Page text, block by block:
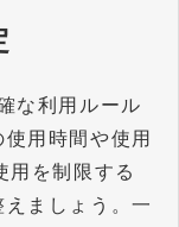
な利用ルール
用時間や使用
用を制限する
ましょう。一